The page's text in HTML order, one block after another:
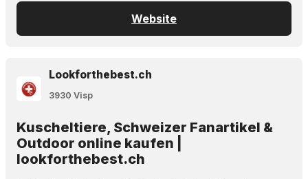
Website
Lookforthebest.ch
3930 Visp
Kuscheltiere, Schweizer Fanartikel &
Outdoor online kaufen |
lookforthebest.ch